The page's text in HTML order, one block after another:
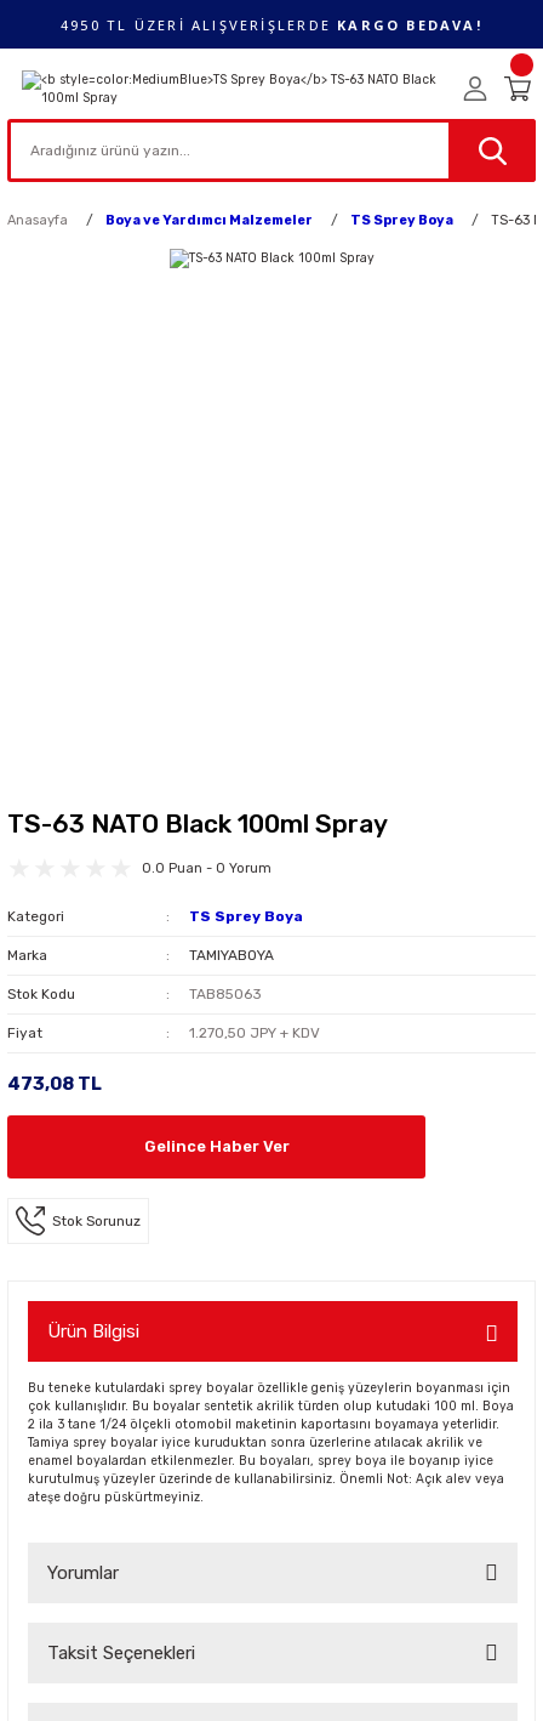
4950 TL ÜZERİ ALIŞVERİŞLERDE KARGO BEDAVA!
Anasayfa Boya ve Yardımcı Malzemeler TS Sprey Boya TS-63
TS-63 NATO Black 100ml Spray
0.0 Puan - 0 Yorum
Kategori TS Sprey Boya
Marka TAMIYABOYA
Stok Kodu TAB85063
Fiyat 1.270,50 JPY + KDV
473,08 TL
Gelince Haber Ver
Stok Sorunuz
Ürün Bilgisi
Bu teneke kutulardaki sprey boyalar özellikle geniş yüzeylerin boyanması için
çok kullanışlıdır. Bu boyalar sentetik akrilik türden olup kutudaki 100 ml. Boya
2 ila 3 tane 1/24 ölçekli otomobil maketinin kaportasını boyamaya yeterlidir.
Tamiya sprey boyalar iyice kuruduktan sonra üzerlerine atılacak akrilik ve
enamel boyalardan etkilenmezler. Bu boyaları, sprey boya ile boyanıp iyice
kurutulmuş yüzeyler üzerinde de kullanabilirsiniz. Önemli Not: Açık alev veya
ateşe doğru püskürtmeyiniz.
Yorumlar
Taksit Seçenekleri